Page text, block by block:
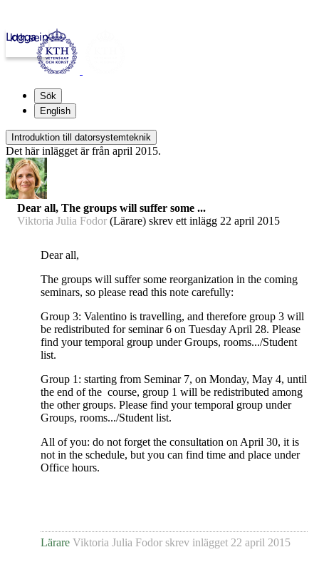
kth.se
Logga in
Sök
English
Introduktion till datorsystemteknik
Det här inlägget är från april 2015.
Dear all, The groups will suffer some ...
Viktoria Julia Fodor (Lärare) skrev ett inlägg 22 april 2015
Dear all,
The groups will suffer some reorganization in the coming
seminars, so please read this note carefully:
Group 3: Valentino is travelling, and therefore group 3 will
be redistributed for seminar 6 on Tuesday April 28. Please
find your temporal group under Groups, rooms.../Student
list.
Group 1: starting from Seminar 7, on Monday, May 4, until
the end of the course, group 1 will be redistributed among
the other groups. Please find your temporal group under
Groups, rooms.../Student list.
All of you: do not forget the consultation on April 30, it is
not in the schedule, but you can find time and place under
Office hours.
Lärare Viktoria Julia Fodor skrev inlägget 22 april 2015